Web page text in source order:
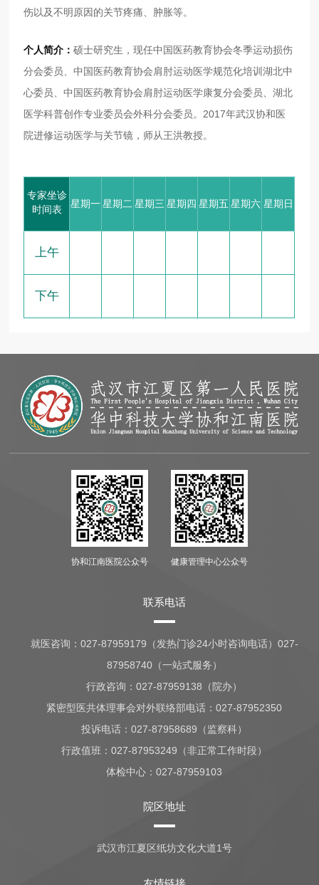
伤以及不明原因的关节疼痛、肿胀等。
个人简介：硕士研究生，现任中国医药教育协会冬季运动损伤
分会委员、中国医药教育协会肩肘运动医学规范化培训湖北中
心委员、中国医药教育协会肩肘运动医学康复分会委员、湖北
医学科普创作专业委员会外科分会委员。2017年武汉协和医
院进修运动医学与关节镜，师从王洪教授。
专家坐诊
时间表
星期一 星期二 星期三 星期四 星期五 星期六 星期日
上午
下午
协和江南医院公众号 健康管理中心公众号
联系电话
就医咨询： 027-87959179（发热门诊24小时咨询电话）027-
87958740（一站式服务）
行政咨询：027-87959138（院办）
紧密型医共体理事会对外联络部电话：027-87952350
投诉电话：027-87958689（监察科）
行政值班：027-87953249（非正常工作时段）
体检中心：027-87959103
院区地址
武汉市江夏区纸坊文化大道1号